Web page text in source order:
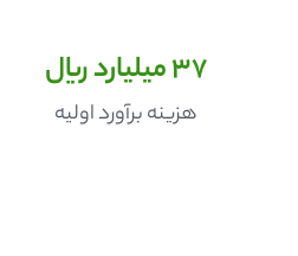
هزینه برآورد اولیه
37